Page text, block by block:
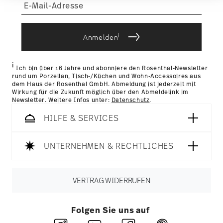
zusammen, die Sie ihnen bereitgestellt haben oder
sobald Ihr Paket auf die Reise geht.
vorrätige Artikel. Sie können die Lieferzeiten in andere
hier einsehen.
Retouren:Für Retouren nutzen Sie bitte
Anmeldeni
i Ich bin über 16 Jahre und abonniere den Rosenthal-Newsletter
rund um Porzellan, Tisch-/Küchen und Wohn-Accessoires aus
dem Haus der Rosenthal GmbH. Abmeldung ist jederzeit mit
Wirkung für die Zukunft möglich über den Abmeldelink im
Newsletter. Weitere Infos unter: Datenschutz.
HILFE & SERVICES
UNTERNEHMEN & RECHTLICHES
VERTRAG WIDERRUFEN
Folgen Sie uns auf